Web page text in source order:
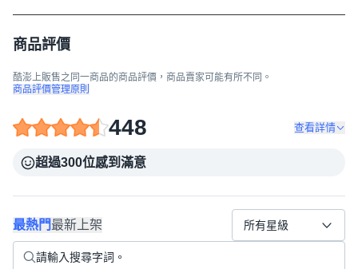
商品評價
酷澎上販售之同一商品的商品評價，商品賣家可能有所不同。
商品評價管理原則
448 查看詳情
超過300位感到滿意
最熱門最新上架 所有星級